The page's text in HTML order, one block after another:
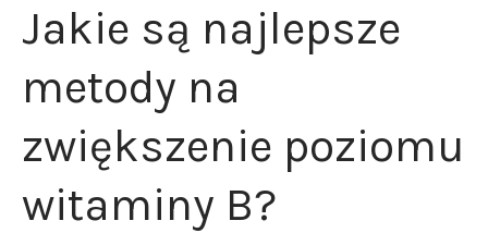
Jakie są najlepsze
metody na
zwiększenie poziomu
witaminy B?